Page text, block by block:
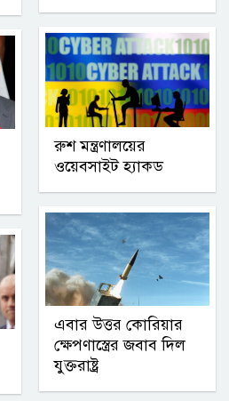
রুশ মন্ত্রণালয়ের
ওয়েবসাইট হ্যাকড
এবার উত্তর কোরিয়ার
ক্ষেপণাস্ত্রের জবাব দিল
যুক্তরাষ্ট্র